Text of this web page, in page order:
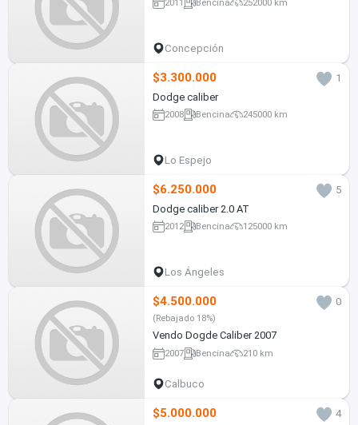
2011 Bencina 252000 km
Concepción
$3.300.000
1
Dodge caliber
2008 Bencina 245000 km
Lo Espejo
$6.250.000
5
Dodge caliber 2.0 AT
2012 Bencina 125000 km
Los Ángeles
$4.500.000 0
(Rebajado 18%)
Vendo Dogde Caliber 2007
2007 Bencina 210 km
Calbuco
$5.000.000
4